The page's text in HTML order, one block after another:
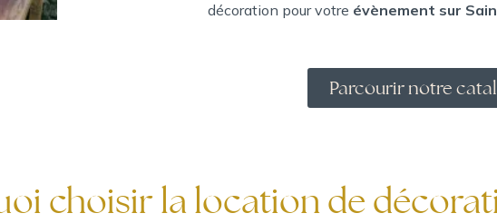
décoration pour votre évènement sur
Parcourir notre
choisir la location de